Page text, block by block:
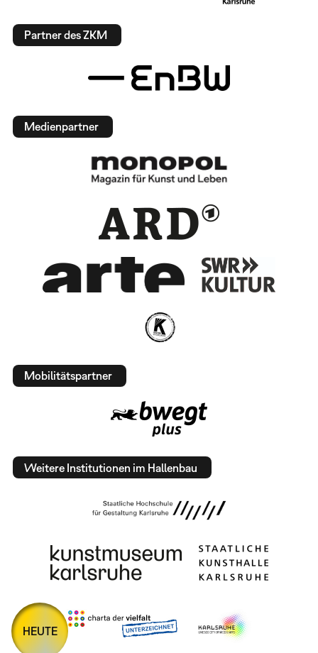
Partner des ZKM
Medienpartner
Mobilitätspartner
Weitere Institutionen im Hallenbau
HEUTE